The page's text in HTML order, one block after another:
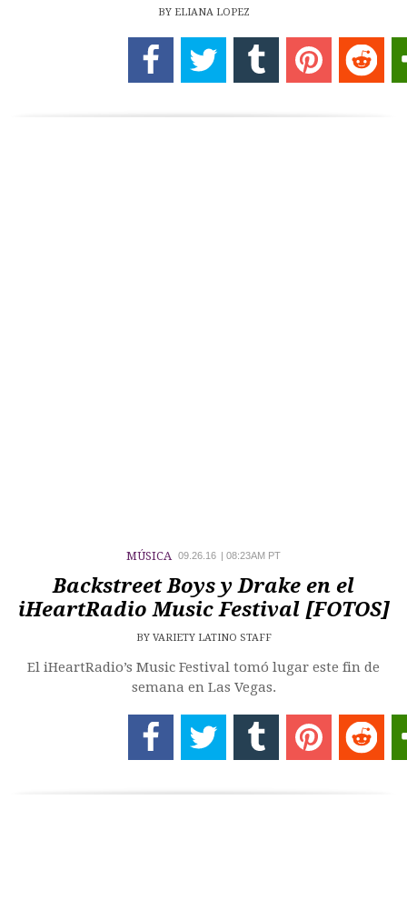
BY ELIANA LOPEZ
MÚSICA 09.26.16 | 08:23AM PT
Backstreet Boys y Drake en el
iHeartRadio Music Festival [FOTOS]
BY VARIETY LATINO STAFF
El iHeartRadio’s Music Festival tomó lugar este fin de
semana en Las Vegas.